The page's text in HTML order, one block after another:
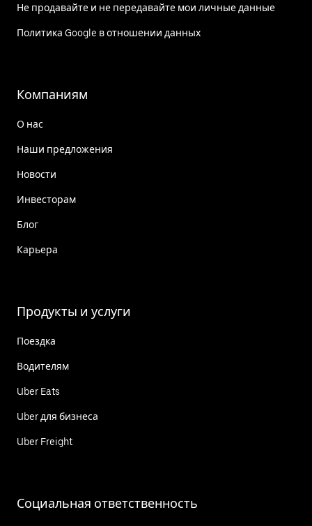
Не продавайте и не передавайте мои личные данные
Политика Google в отношении данных
Компаниям
О нас
Наши предложения
Новости
Инвесторам
Блог
Карьера
Продукты и услуги
Поездка
Водителям
Uber Eats
Uber для бизнеса
Uber Freight
Социальная ответственность